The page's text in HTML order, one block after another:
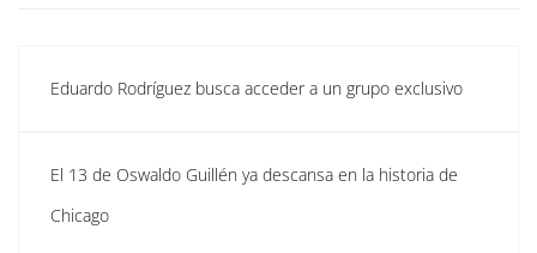
Eduardo Rodríguez busca acceder a un grupo exclusivo
El 13 de Oswaldo Guillén ya descansa en la historia de
Chicago